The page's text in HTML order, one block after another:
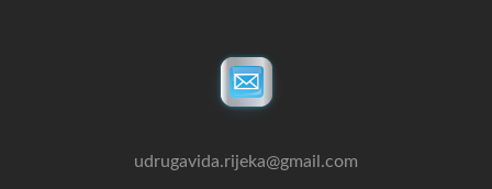
udrugavida.rijeka@gmail.com